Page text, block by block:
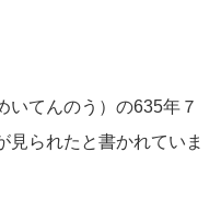
いてんのう）の635年７
見られたと書かれていま